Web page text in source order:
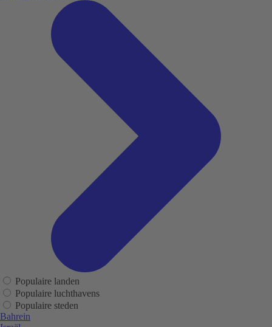
Populaire landen
Populaire luchthavens
Populaire steden
Bahrein